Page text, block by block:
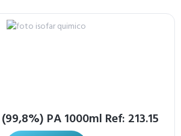
PA 1000ml Ref: 213.15